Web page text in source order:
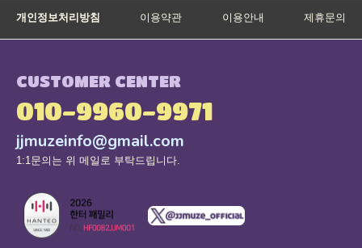
개인정보처리방침 이용약관 이용안내 제휴문의
CUSTOMER CENTER
010-9960-9971
jjmuzeinfo@gmail.com
1:1문의는 위 메일로 부탁드립니다.